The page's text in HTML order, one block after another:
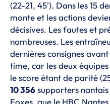
(22-21, 45'). Dans les 15
monte et les actions
décisives. Les fautes et
nombreuses. Les
dernières consignes
time, car les deux
le score étant de parité
10 356supporters nantais
Foxes, que le HBC